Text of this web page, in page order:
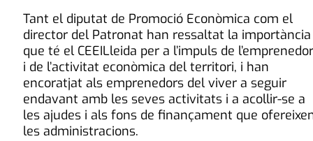
Tant el diputat de Promoció Econòmica com el
director del Patronat han ressaltat la importància
que té el CEEILleida per a l’impuls de
i de l’activitat econòmica del territori, i han
encoratjat als emprenedors del viver a seguir
endavant amb les seves activitats i a acollir-se a
les ajudes i als fons de finançament que
les administracions.